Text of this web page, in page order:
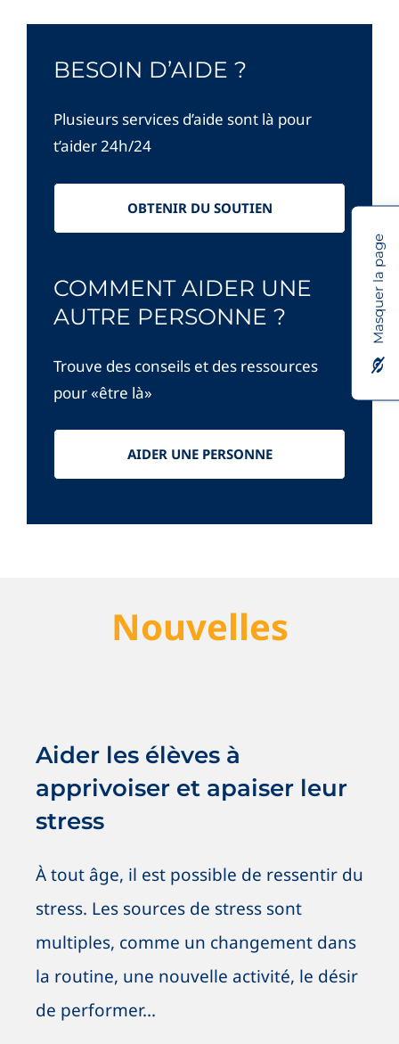
BESOIN D’AIDE ?
Plusieurs services d’aide sont là pour
t’aider 24h/24
OBTENIR DU SOUTIEN
COMMENT AIDER UNE
AUTRE PERSONNE ?
Trouve des conseils et des ressources
pour «être là»
AIDER UNE PERSONNE
Nouvelles
Aider les élèves à
apprivoiser et apaiser leur
stress
À tout âge, il est possible de ressentir du
stress. Les sources de stress sont
multiples, comme un changement dans
la routine, une nouvelle activité, le désir
de performer...
Masquer la page